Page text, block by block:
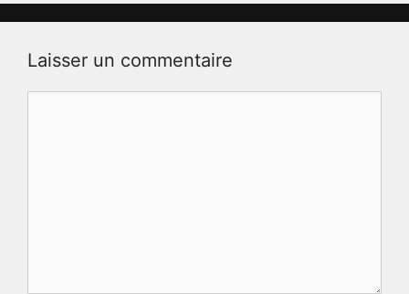
Laisser un commentaire